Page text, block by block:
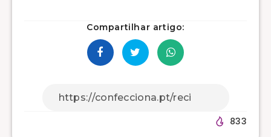
Compartilhar artigo:
833